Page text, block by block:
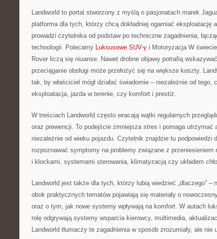
Landworld to portal stworzony z myślą o pasjonatach marek
platforma dla tych, którzy chcą dokładniej ogarniać eksploatację
prowadzi czytelnika od podstaw po techniczne zagadnienia,
technologii. Polecamy Luksusowe SUV-y i Motoryzacja W
Rover liczą się niuanse. Nawet drobne objawy potrafią
przeciąganie obsługi może przełożyć się na większe koszty.
tak, by właściciel mógł działać świadomie – niezależnie od
eksploatacja, jazda w terenie, czy komfort i prestiż.
W treściach Landworld często wracają wątki regularnych
oraz prewencji. To podejście zmniejsza stres i pomaga utrzymać
niezależnie od wieku pojazdu. Czytelnik znajdzie tu podpowiedzi
rozpoznawać symptomy na problemy związane z
i klockami, systemami sterowania, klimatyzacją czy układem
Landworld jest także dla tych, którzy lubią wiedzieć „dlaczego” –
obok praktycznych tematów pojawiają się materiały o
oraz o tym, jak nowe systemy wpływają na komfort. W autach
rolę odgrywają systemy wsparcia kierowcy, multimedia,
Landworld tłumaczy te zagadnienia w sposób zrozumiały, ale nie